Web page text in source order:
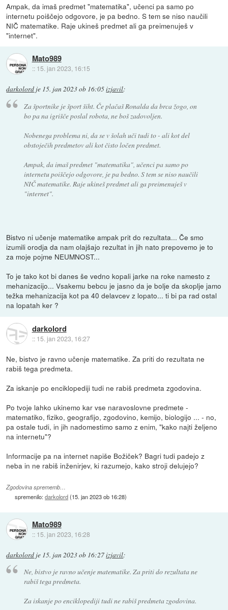
Ampak, da imaš predmet "matematika", učenci pa samo po
internetu poiščejo odgovore, je pa bedno. S tem se niso naučili
NIČ matematike. Raje ukineš predmet ali ga preimenuješ v
"internet".
Mato989
:: 15. jan 2023, 16:15
darkolord je 15. jan 2023 ob 16:05izjavil:
Za športnike je šport šiht. Če plačaš Ronalda da brca žogo, on
bo pa na igrišče poslal robota, ne boš zadovoljen.
Nobenega problema ni, da se v šolah uči tudi to - ali kot del
obstoječih predmetov ali kot čisto ločen predmet.
Ampak, da imaš predmet "matematika", učenci pa samo po
internetu poiščejo odgovore, je pa bedno. S tem se niso naučili
NIČ matematike. Raje ukineš predmet ali ga preimenuješ v
"internet".
Bistvo ni učenje matematike ampak prit do rezultata... Če smo
izumili orodja da nam olajšajo rezultat in jih nato prepovemo je to
za moje pojme NEUMNOST...
To je tako kot bi danes še vedno kopali jarke na roke namesto z
mehanizacijo... Vsakemu bebcu je jasno da je bolje da skoplje jamo
težka mehanizacija kot pa 40 delavcev z lopato... ti bi pa rad ostal
na lopatah ker ?
darkolord
:: 15. jan 2023, 16:27
Ne, bistvo je ravno učenje matematike. Za priti do rezultata ne
rabiš tega predmeta.
Za iskanje po enciklopediji tudi ne rabiš predmeta zgodovina.
Po tvoje lahko ukinemo kar vse naravoslovne predmete -
matematiko, fiziko, geografijo, zgodovino, kemijo, biologijo ... - no,
pa ostale tudi, in jih nadomestimo samo z enim, "kako najti željeno
na internetu"?
Informacije pa na internet napiše Božiček? Bagri tudi padejo z
neba in ne rabiš inženirjev, ki razumejo, kako stroji delujejo?
Zgodovina sprememb…
spremenilo:darkolord(15. jan 2023 ob 16:28)
Mato989
:: 15. jan 2023, 16:28
darkolord je 15. jan 2023 ob 16:27izjavil:
Ne, bistvo je ravno učenje matematike. Za priti do rezultata ne
rabiš tega predmeta.
Za iskanje po enciklopediji tudi ne rabiš predmeta zgodovina.